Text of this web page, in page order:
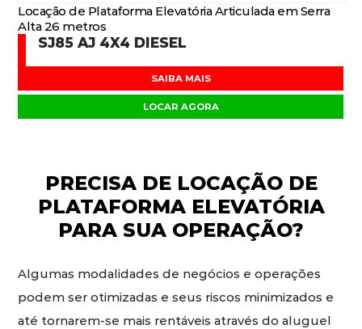
Locação de Plataforma Elevatória Articulada em Serra
Alta 26 metros
SJ85 AJ 4X4 DIESEL
SAIBA MAIS
LOCAR AGORA
PRECISA DE LOCAÇÃO DE
PLATAFORMA ELEVATÓRIA
PARA SUA OPERAÇÃO?
Algumas modalidades de negócios e operações
podem ser otimizadas e seus riscos minimizados e
até tornarem-se mais rentáveis através do aluguel